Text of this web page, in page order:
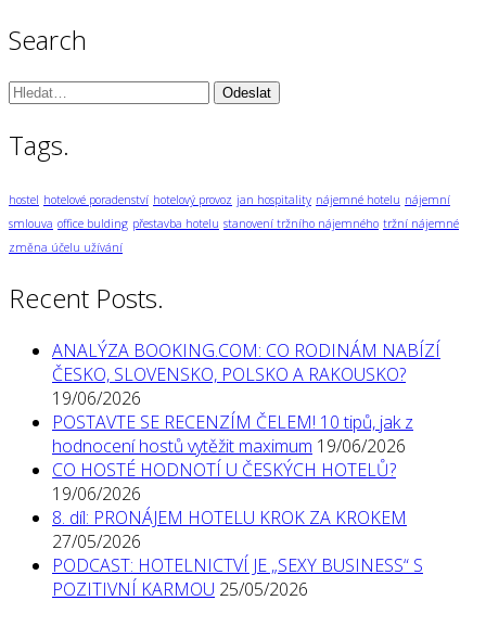
Search
Vyhledávání:
Tags.
hostel hotelové poradenství hotelový provoz jan hospitality nájemné hotelu nájemní
smlouva office bulding přestavba hotelu stanovení tržního nájemného tržní nájemné
změna účelu užívání
Recent Posts.
ANALÝZA BOOKING.COM: CO RODINÁM NABÍZÍ
ČESKO, SLOVENSKO, POLSKO A RAKOUSKO?
19/06/2026
POSTAVTE SE RECENZÍM ČELEM! 10 tipů, jak z
hodnocení hostů vytěžit maximum 19/06/2026
CO HOSTÉ HODNOTÍ U ČESKÝCH HOTELŮ?
19/06/2026
8. díl: PRONÁJEM HOTELU KROK ZA KROKEM
27/05/2026
PODCAST: HOTELNICTVÍ JE „SEXY BUSINESS“ S
POZITIVNÍ KARMOU 25/05/2026